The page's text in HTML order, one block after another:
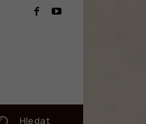
Hledat